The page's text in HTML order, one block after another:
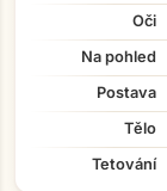
Oči
Na pohled
Postava
Tělo
Tetování